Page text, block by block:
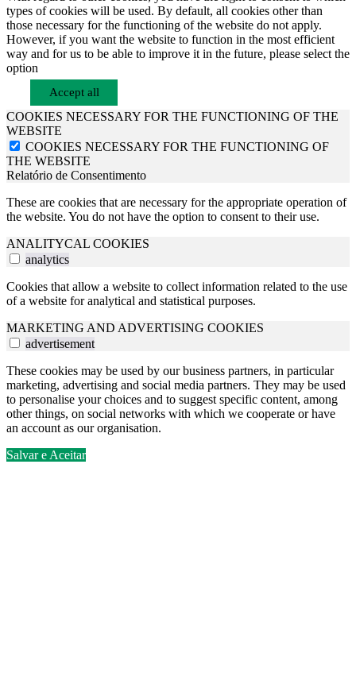
types of cookies will be used. By default, all cookies other than
those necessary for the functioning of the website do not apply.
However, if you want the website to function in the most efficient
way and for us to be able to improve it in the future, please select the
option
Accept all
COOKIES NECESSARY FOR THE FUNCTIONING OF THE
WEBSITE
COOKIES NECESSARY FOR THE FUNCTIONING OF
THE WEBSITE
Relatório de Consentimento
These are cookies that are necessary for the appropriate operation of
the website. You do not have the option to consent to their use.
ANALITYCAL COOKIES
analytics
Cookies that allow a website to collect information related to the use
of a website for analytical and statistical purposes.
MARKETING AND ADVERTISING COOKIES
advertisement
These cookies may be used by our business partners, in particular
marketing, advertising and social media partners. They may be used
to personalise your choices and to suggest specific content, among
other things, on social networks with which we cooperate or have
an account as our organisation.
Salvar e Aceitar